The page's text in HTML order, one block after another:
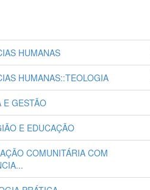
HUMANAS
HUMANAS::TEOLOGIA
E GESTÃO
E EDUCAÇÃO
COMUNITÁRIA COM